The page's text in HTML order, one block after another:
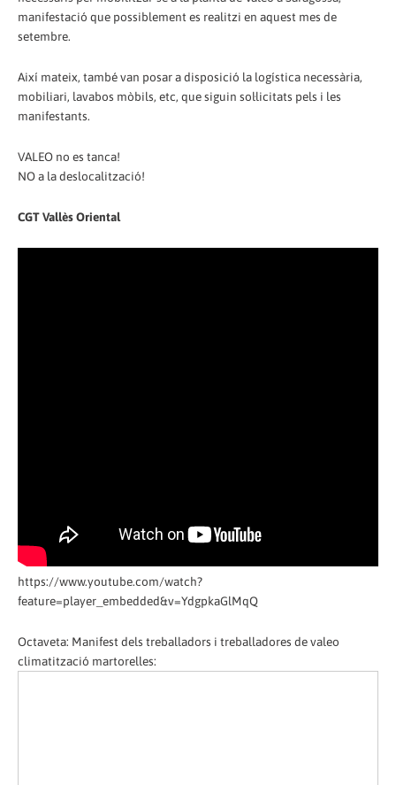
manifestació que possiblement es realitzi en aquest mes de
setembre.
Així mateix, també van posar a disposició la logística necessària,
mobiliari, lavabos mòbils, etc, que siguin sol·licitats pels i les
manifestants.
VALEO no es tanca!
NO a la deslocalització!
CGT Vallès Oriental
https://www.youtube.com/watch?
feature=player_embedded&v=YdgpkaGlMqQ
Octaveta: Manifest dels treballadors i treballadores de valeo
climatització martorelles: